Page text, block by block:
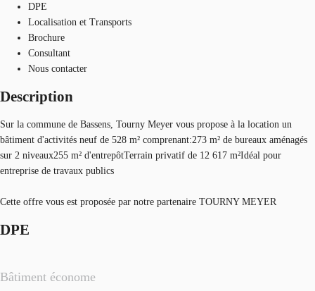
DPE
Localisation et Transports
Brochure
Consultant
Nous contacter
Description
Sur la commune de Bassens, Tourny Meyer vous propose à la location un
bâtiment d'activités neuf de 528 m² comprenant:273 m² de bureaux aménagés
sur 2 niveaux255 m² d'entrepôtTerrain privatif de 12 617 m²Idéal pour
entreprise de travaux publics
Cette offre vous est proposée par notre partenaire TOURNY MEYER
DPE
Bâtiment économe